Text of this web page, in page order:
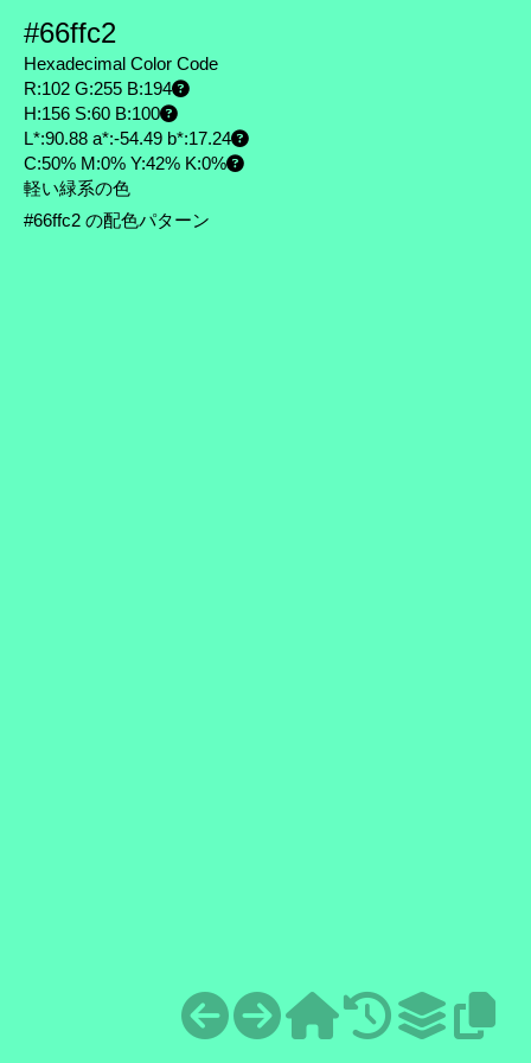
#66ffc2
Hexadecimal Color Code
R:102 G:255 B:194
H:156 S:60 B:100
L*:90.88 a*:-54.49 b*:17.24
C:50% M:0% Y:42% K:0%
軽い緑系の色
#66ffc2 の配色パターン